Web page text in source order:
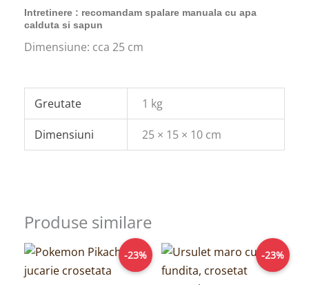
Intretinere : recomandam spalare manuala cu apa
calduta si sapun
Dimensiune: cca 25 cm
Greutate 1 kg
Dimensiuni 25 × 15 × 10 cm
Produse similare
-23%
Prețul
inițial
a
Prețul
curent
este:
-23%
Prețul
inițial
a
Prețul
curent
este: